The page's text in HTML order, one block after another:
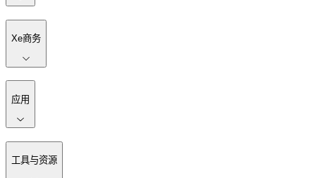
Xe商务
应用
工具与资源